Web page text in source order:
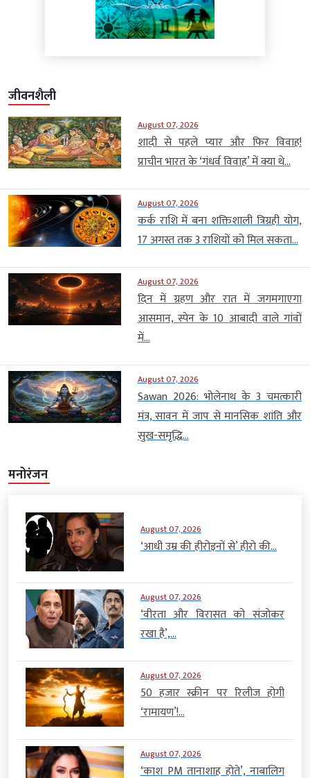
जीवनशैली
August 07, 2026
शादी से पहले प्यार और फिर विवाह!
प्राचीन भारत के ‘गंधर्व विवाह’ में क्या थे...
August 07, 2026
कर्क राशि में बना शक्तिशाली त्रिग्रही योग,
17 अगस्त तक 3 राशियों को मिल सकता...
August 07, 2026
दिन में ग्रहण और रात में जगमगाएगा
आसमान, स्पेन के 10 आबादी वाले गांवों
में...
August 07, 2026
Sawan 2026: भोलेनाथ के 3 चमत्कारी
मंत्र, सावन में जाप से मानसिक शांति और
सुख-समृद्धि...
मनोरंजन
August 07, 2026
‘आधी उम्र की हीरोइनों से’ हीरो की...
August 07, 2026
‘वीरता और विरासत को संजोकर
रखा है’,...
August 07, 2026
50 हजार स्क्रीन पर रिलीज होगी
‘रामायण’!...
August 07, 2026
‘काश PM तानाशाह होते’, नाबालिग